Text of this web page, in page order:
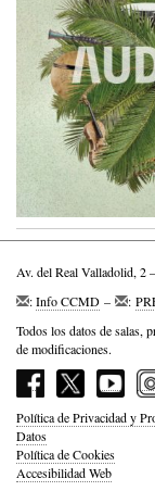
Av. del Real Valladolid, 2
:Info CCMD – :
Todos los datos de salas,
de modificaciones.
Política de Privacidad y
Datos
Política de Cookies
Accesibilidad Web